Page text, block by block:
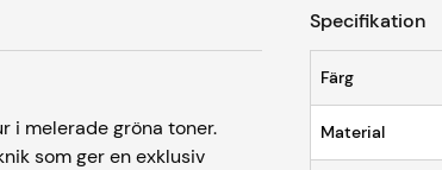
i melerade gröna toner.
som ger en exklusiv
Specifikation
Färg
Material